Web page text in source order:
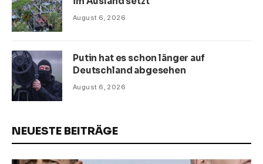
August 6, 2026
Putin hat es schon länger auf
Deutschland abgesehen
August 6, 2026
NEUESTE BEITRÄGE